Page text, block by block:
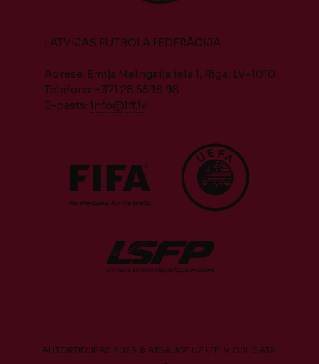
LATVIJAS FUTBOLA FEDERĀCIJA
Adrese: Emiļa Melngaiļa iela 1, Rīga, LV-1010
Telefons: +371 28 5598 98
E-pasts: info@lff.lv
AUTORTIESĪBAS 2026 © ATSAUCE UZ LFF.LV OBLIGĀTA.